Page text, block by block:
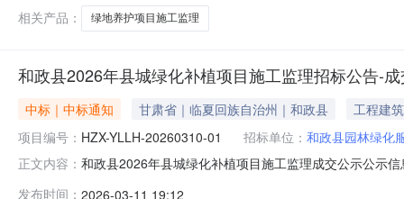
相关产品：
绿地养护项目施工监理
和政县2026年县城绿化补植项目施工监理招标公告-
中标｜中标通知 甘肃省｜临夏回族自治州｜和政县
工程建筑
项目编号： HZX-YLLH-20260310-01 招标单位： 和政县园林绿化
正文内容： 和政县2026年县城绿化补植项目施工监理成交公示公示
发布时间： 2026-03-11 19:12